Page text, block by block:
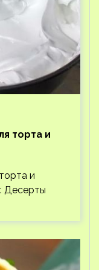
торта и
и
Десерты